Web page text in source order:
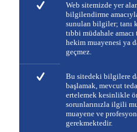
Web sitemizde yer
bilgilendirme
sunulan bilgiler; tanı
tıbbi müdahale
hekim muayenesi ya
geçmez.
Bu sitedeki bilgilere
başlamak, mevcut
ertelemek kesinlikle
sorunlarınızla ilgili
muayene ve
gerekmektedir.